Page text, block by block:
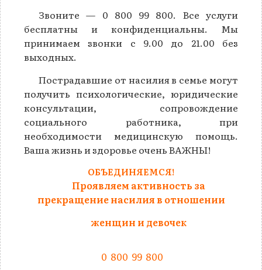
Звоните — 0 800 99 800. Все услуги
бесплатны и конфиденциальны. Мы
принимаем звонки с 9.00 до 21.00 без
выходных.
Пострадавшие от насилия в семье могут
получить психологические, юридические
консультации, сопровождение
социального работника, при
необходимости медицинскую помощь.
Ваша жизнь и здоровье очень ВАЖНЫ!
ОБЪЕДИНЯЕМСЯ!
Проявляем активность за
прекращение насилия в отношении
женщин и девочек
0 800 99 800